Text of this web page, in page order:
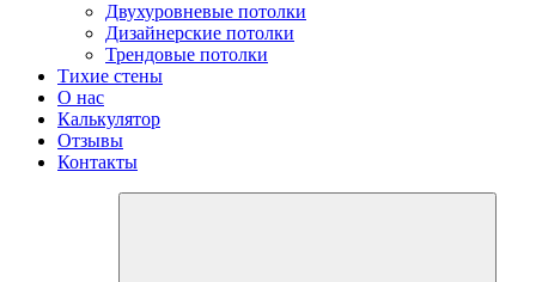
Двухуровневые потолки
Дизайнерские потолки
Трендовые потолки
Тихие стены
О нас
Калькулятор
Отзывы
Контакты